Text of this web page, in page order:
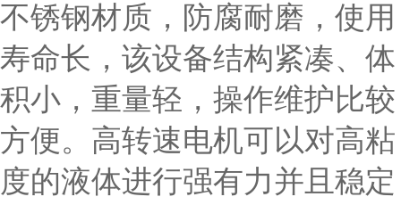
不锈钢材质，防腐耐磨，使用
寿命长，该设备结构紧凑、体
积小，重量轻，操作维护比较
方便。高转速电机可以对高粘
度的液体进行强有力并且稳定